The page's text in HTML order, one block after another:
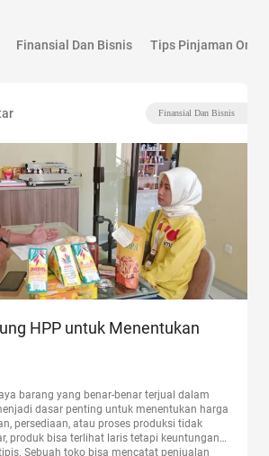
Finansial Dan Bisnis Tips Pinjaman
Finansial Dan Bisnis
HPP untuk Menentukan
barang yang benar-benar terjual dalam
dasar penting untuk menentukan harga
persediaan, atau proses produksi tidak
produk bisa terlihat laris tetapi keuntungan
Sebuah toko bisa mencatat penjualan